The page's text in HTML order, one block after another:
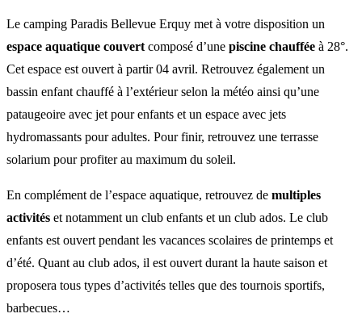
Le camping Paradis Bellevue Erquy met à votre disposition un
espace aquatique couvert composé d’une piscine chauffée à 28°.
Cet espace est ouvert à partir 04 avril. Retrouvez également un
bassin enfant chauffé à l’extérieur selon la météo ainsi qu’une
pataugeoire avec jet pour enfants et un espace avec jets
hydromassants pour adultes. Pour finir, retrouvez une terrasse
solarium pour profiter au maximum du soleil.
En complément de l’espace aquatique, retrouvez de multiples
activités et notamment un club enfants et un club ados. Le club
enfants est ouvert pendant les vacances scolaires de printemps et
d’été. Quant au club ados, il est ouvert durant la haute saison et
proposera tous types d’activités telles que des tournois sportifs,
barbecues…